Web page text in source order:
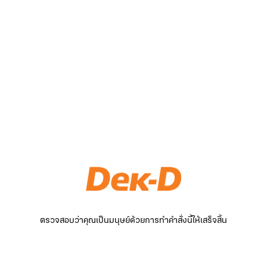
ตรวจสอบว่าคุณเป็นมนุษย์ด้วยการทำคำสั่งนี้ให้เสร็จสิ้น